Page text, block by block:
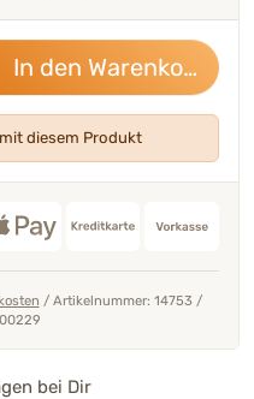
In den Warenkorb
diesem Produkt
/ Artikelnummer: 14753/
bei Dir